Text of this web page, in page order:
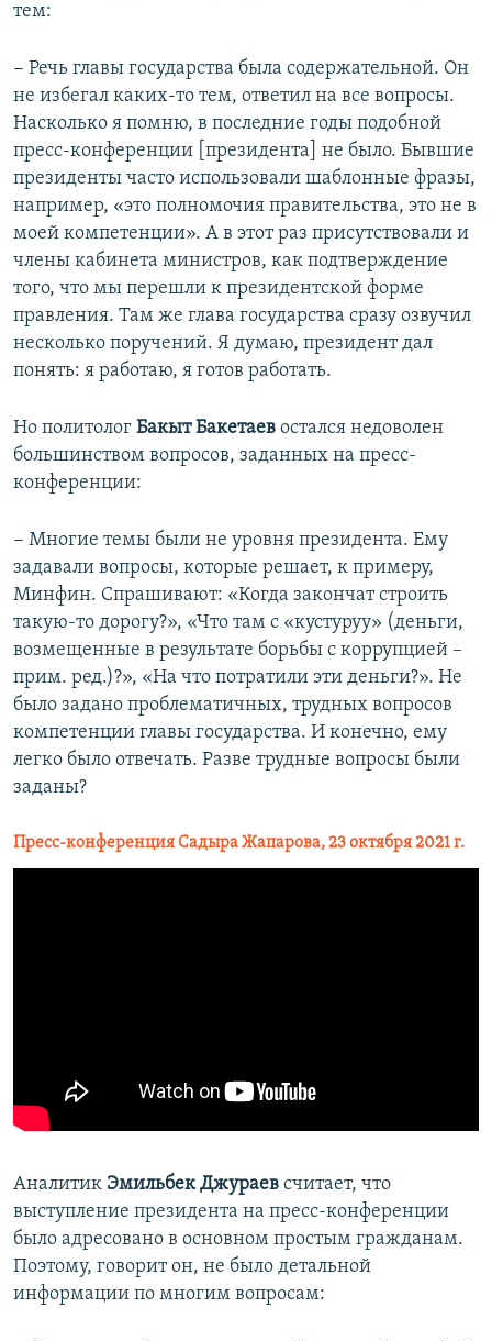
тем:
− Речь главы государства была содержательной. Он
не избегал каких-то тем, ответил на все вопросы.
Насколько я помню, в последние годы подобной
пресс-конференции [президента] не было. Бывшие
президенты часто использовали шаблонные фразы,
например, «это полномочия правительства, это не в
моей компетенции». А в этот раз присутствовали и
члены кабинета министров, как подтверждение
того, что мы перешли к президентской форме
правления. Там же глава государства сразу озвучил
несколько поручений. Я думаю, президент дал
понять: я работаю, я готов работать.
Но политолог Бакыт Бакетаев остался недоволен
большинством вопросов, заданных на пресс-
конференции:
− Многие темы были не уровня президента. Ему
задавали вопросы, которые решает, к примеру,
Минфин. Спрашивают: «Когда закончат строить
такую-то дорогу?», «Что там с «кустуруу» (деньги,
возмещенные в результате борьбы с коррупцией –
прим. ред.)?», «На что потратили эти деньги?». Не
было задано проблематичных, трудных вопросов
компетенции главы государства. И конечно, ему
легко было отвечать. Разве трудные вопросы были
заданы?
Пресс-конференция Садыра Жапарова, 23 октября 2021 г.
Аналитик Эмильбек Джураев считает, что
выступление президента на пресс-конференции
было адресовано в основном простым гражданам.
Поэтому, говорит он, не было детальной
информации по многим вопросам: